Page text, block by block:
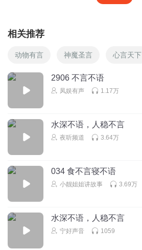
相关推荐
动物有言 神魔圣言 心言天下
2906 不言不语
凤娱有声 1.17万
水深不语，人稳不言
夜听频道 3.64万
034 食不言寝不语
小靓姐姐讲故事 3.69万
水深不语，人稳不言
宁好声音 1059